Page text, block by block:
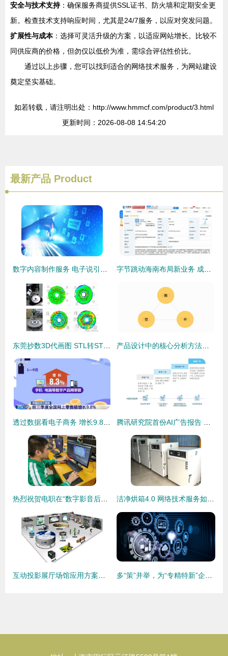
安全与技术支持：确保服务商提供SSL证书、防火墙和定期安全更
新。检查技术支持响应时间，尤其是24/7服务，以应对突发问题。
扩展性与成本：选择可灵活升级的方案，以适应网站增长。比较不
同供应商的价格，但勿仅以低价为准，需综合评估性价比。
通过以上步骤，您可以找到适合的网络技术服务，为网站建设
奠定坚实基础。
如若转载，请注明出处：http://www.hmmcf.com/product/3.html
更新时间：2026-08-08 14:54:20
最新产品 Product